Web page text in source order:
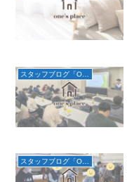
スタッフブログ「One’s placeの日常」
スタッフブログ「One’s placeの日常」